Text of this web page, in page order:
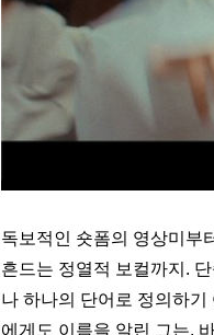
독보적인 숏폼의 영상미부
흔드는 정열적 보컬까지.
나 하나의 단어로 정의하기
에게도 이름을 알린 그는,